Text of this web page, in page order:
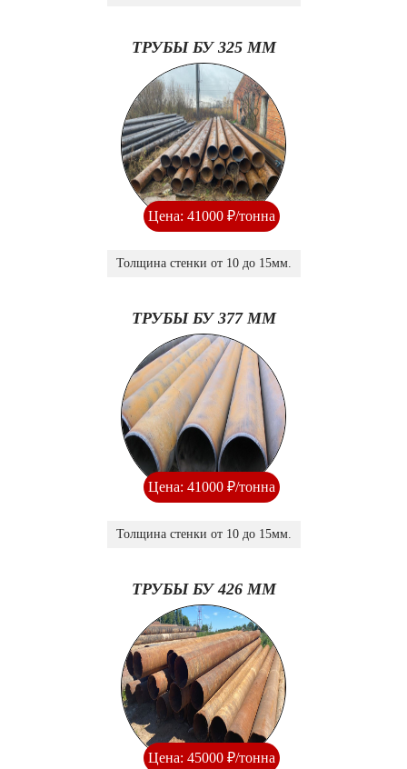
ТРУБЫ БУ 325 ММ
Цена: 41000 ₽/тонна
Толщина стенки от 10 до 15мм.
ТРУБЫ БУ 377 ММ
Цена: 41000 ₽/тонна
Толщина стенки от 10 до 15мм.
ТРУБЫ БУ 426 ММ
Цена: 45000 ₽/тонна